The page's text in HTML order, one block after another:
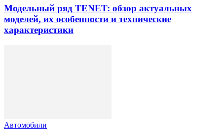
Модельный ряд TENET: обзор актуальных
моделей, их особенности и технические
характеристики
Автомобили